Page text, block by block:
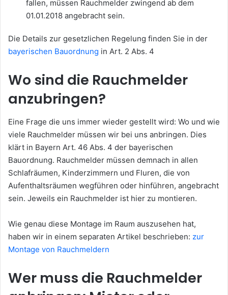
fallen, müssen Rauchmelder zwingend ab dem
01.01.2018 angebracht sein.
Die Details zur gesetzlichen Regelung finden Sie in der
bayerischen Bauordnung in Art. 2 Abs. 4
Wo sind die Rauchmelder
anzubringen?
Eine Frage die uns immer wieder gestellt wird: Wo und wie
viele Rauchmelder müssen wir bei uns anbringen. Dies
klärt in Bayern Art. 46 Abs. 4 der bayerischen
Bauordnung. Rauchmelder müssen demnach in allen
Schlafräumen, Kinderzimmern und Fluren, die von
Aufenthaltsräumen wegführen oder hinführen, angebracht
sein. Jeweils ein Rauchmelder ist hier zu montieren.
Wie genau diese Montage im Raum auszusehen hat,
haben wir in einem separaten Artikel beschrieben: zur
Montage von Rauchmeldern
Wer muss die Rauchmelder